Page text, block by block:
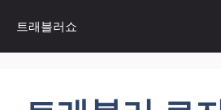
츠
트래블러쇼